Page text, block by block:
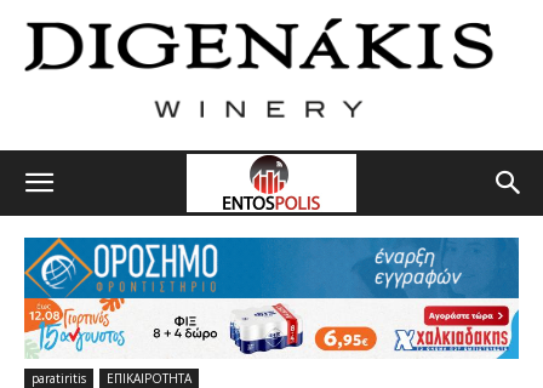
paratiritis ΕΠΙΚΑΙΡΟΤΗΤΑ